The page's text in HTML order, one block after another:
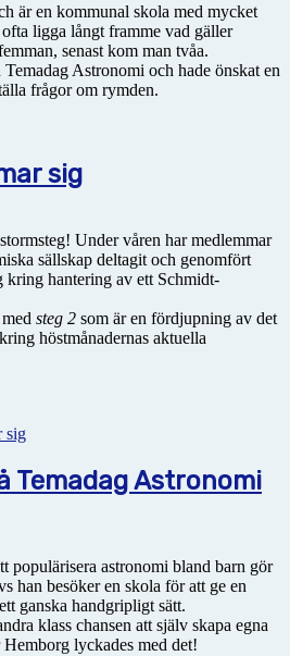
är en kommunal skola med mycket
ligga långt framme vad gäller
senast kom man tvåa.
Astronomi och hade önskat en
frågor om rymden.
sig
Under våren har medlemmar
sällskap deltagit och genomfört
kring hantering av ett Schmidt-
steg 2 som är en fördjupning av det
höstmånadernas aktuella
sig
Temadag Astronomi
populärisera astronomi bland barn gör
han besöker en skola för att ge en
ganska handgripligt sätt.
klass chansen att själv skapa egna
lyckades med det!